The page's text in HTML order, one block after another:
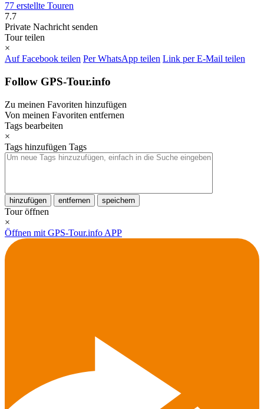
77 erstellte Touren
7.7
Private Nachricht senden
Tour teilen
×
Auf Facebook teilen Per WhatsApp teilen Link per E-Mail teilen
Follow GPS-Tour.info
Zu meinen Favoriten hinzufügen
Von meinen Favoriten entfernen
Tags bearbeiten
×
Tags hinzufügen Tags
hinzufügen entfernen speichern
Tour öffnen
×
Öffnen mit GPS-Tour.info APP